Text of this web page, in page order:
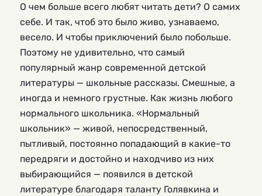
О чем больше всего любят читать дети? О самих
себе. И так, чтоб это было живо, узнаваемо,
весело. И чтобы приключений было побольше.
Поэтому не удивительно, что самый
популярный жанр современной детской
литературы — школьные рассказы. Смешные, а
иногда и немного грустные. Как жизнь любого
нормального школьника. «Нормальный
школьник» — живой, непосредственный,
пытливый, постоянно попадающий в какие-то
передряги и достойно и находчиво из них
выбирающийся — появился в детской
литературе благодаря таланту Голявкина и